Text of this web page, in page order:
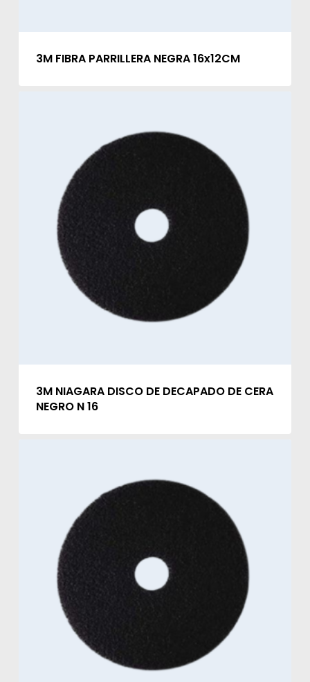
3M FIBRA PARRILLERA NEGRA 16x12CM
3M NIAGARA DISCO DE DECAPADO DE CERA
NEGRO N 16